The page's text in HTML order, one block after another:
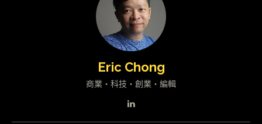
Eric Chong
商業・科技・創業・編輯